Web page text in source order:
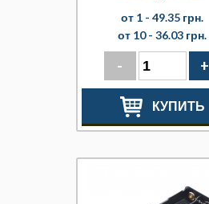
от 1 - 49.35 грн.
от 10 - 36.03 грн.
- +
КУПИТЬ